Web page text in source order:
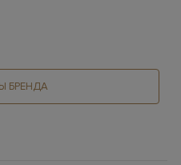
БРЕНДА